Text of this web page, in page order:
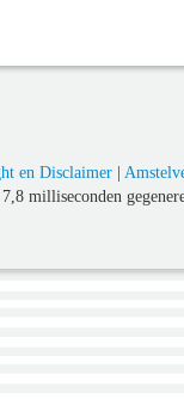
en Disclaimer|
milliseconden